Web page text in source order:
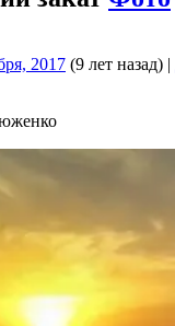
2017 (9 лет назад) |